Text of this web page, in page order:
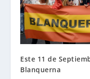
Este 11 de
Blanquerna